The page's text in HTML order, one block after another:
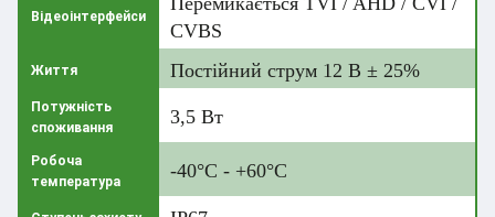
Відеоінтерфейси
CVBS
Життя Постійний струм 12 В ± 25%
Потужність
споживання
3,5 Вт
Робоча
температура
-40°C - +60°C